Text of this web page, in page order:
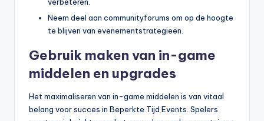
verbeteren.
Neem deel aan communityforums om op de hoogte
te blijven van evenementstrategieën.
Gebruik maken van in-game
middelen en upgrades
Het maximaliseren van in-game middelen is van vitaal
belang voor succes in Beperkte Tijd Events. Spelers